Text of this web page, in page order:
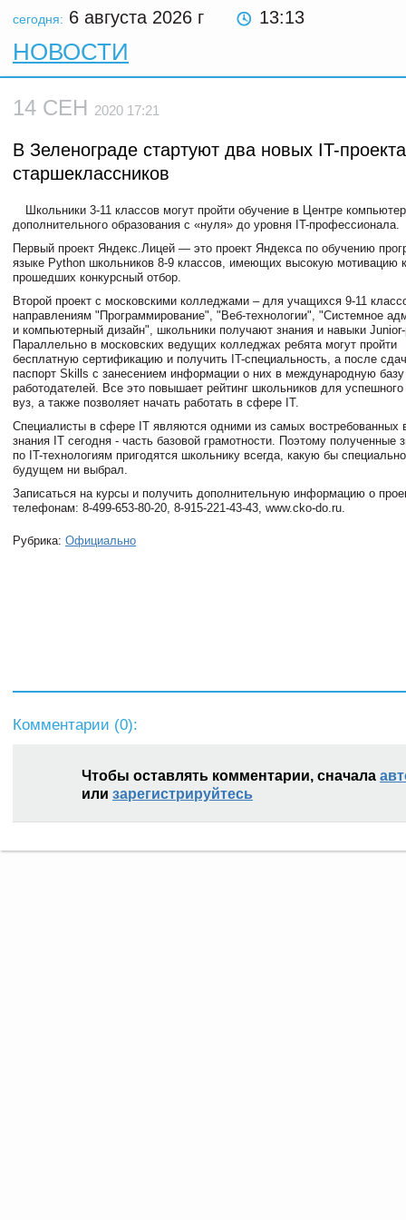
сегодня: 6 августа 2026 г 13:13
НОВОСТИ
14 СЕН 2020 17:21
В Зеленограде стартуют два новых IT-
старшеклассников
Школьники 3-11 классов могут пройти обучение в Центре
дополнительного образования с «нуля» до уровня IT-профессионала.
Первый проект Яндекс.Лицей — это проект Яндекса по обучению
языке Python школьников 8-9 классов, имеющих высокую мотивацию
прошедших конкурсный отбор.
Второй проект с московскими колледжами – для учащихся 9-11
направлениям "Программирование", "Веб-технологии", "Системное
и компьютерный дизайн", школьники получают знания и навыки Junior-
Параллельно в московских ведущих колледжах ребята могут пройти
бесплатную сертификацию и получить IT-специальность, а после
паспорт Skills с занесением информации о них в международную
работодателей. Все это повышает рейтинг школьников для
вуз, а также позволяет начать работать в сфере IT.
Специалисты в сфере IT являются одними из самых востребованных
знания IT сегодня - часть базовой грамотности. Поэтому полученные
по IT-технологиям пригодятся школьнику всегда, какую бы
будущем ни выбрал.
Записаться на курсы и получить дополнительную информацию о
телефонам: 8-499-653-80-20, 8-915-221-43-43, www.cko-do.ru.
Рубрика: Официально
Комментарии (0):
Чтобы оставлять комментарии, сначала
или зарегистрируйтесь